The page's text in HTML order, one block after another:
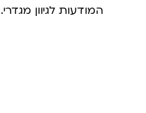
המודעות לגיוון מגדרי.